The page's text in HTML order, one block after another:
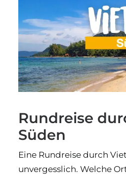
Rundreise
Süden
Eine Rundreise durch
unvergesslich. Welche